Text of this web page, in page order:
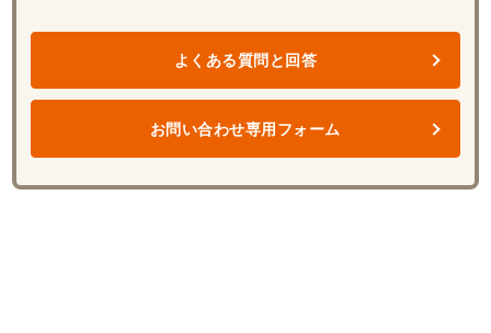
よくある質問と回答
お問い合わせ専用フォーム